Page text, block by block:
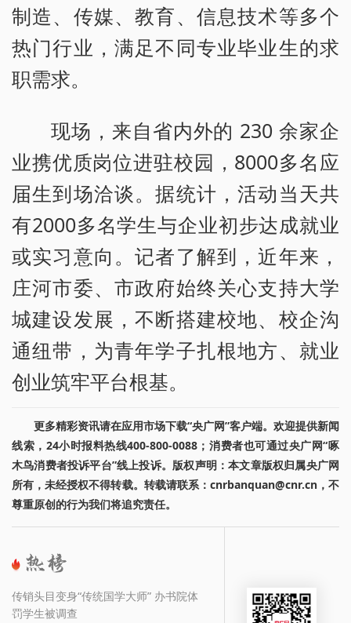
制造、传媒、教育、信息技术等多个
热门行业，满足不同专业毕业生的求
职需求。
现场，来自省内外的 230 余家企
业携优质岗位进驻校园，8000多名应
届生到场洽谈。据统计，活动当天共
有2000多名学生与企业初步达成就业
或实习意向。记者了解到，近年来，
庄河市委、市政府始终关心支持大学
城建设发展，不断搭建校地、校企沟
通纽带，为青年学子扎根地方、就业
创业筑牢平台根基。
更多精彩资讯请在应用市场下载“央广网”客户端。欢迎提供新闻
线索，24小时报料热线400-800-0088；消费者也可通过央广网“啄
木鸟消费者投诉平台”线上投诉。版权声明：本文章版权归属央广网
所有，未经授权不得转载。转载请联系：cnrbanquan@cnr.cn，不
尊重原创的行为我们将追究责任。
传销头目变身“传统国学大师” 办书院体
罚学生被调查